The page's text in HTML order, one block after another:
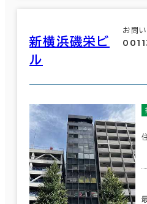
新横浜磯栄ビ
ル
お問い